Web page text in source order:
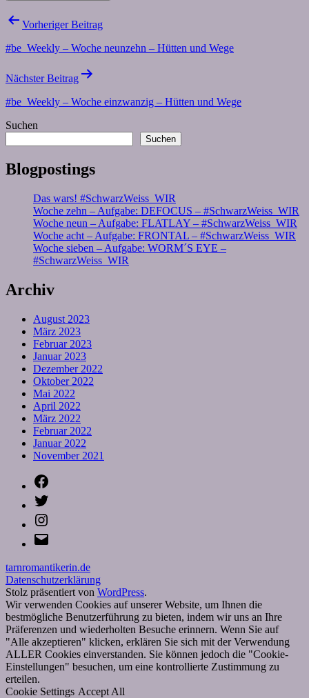
Beitragsnavigation
Vorheriger Beitrag
#be_Weekly – Woche neunzehn – Hütten und Wege
Nächster Beitrag
#be_Weekly – Woche einzwanzig – Hütten und Wege
Suchen
Suchen
Blogpostings
Das wars! #SchwarzWeiss_WIR
Woche zehn – Aufgabe: DEFOCUS – #SchwarzWeiss_WIR
Woche neun – Aufgabe: FLATLAY – #SchwarzWeiss_WIR
Woche acht – Aufgabe: FRONTAL – #SchwarzWeiss_WIR
Woche sieben – Aufgabe: WORM´S EYE –
#SchwarzWeiss_WIR
Archiv
August 2023
März 2023
Februar 2023
Januar 2023
Dezember 2022
Oktober 2022
Mai 2022
April 2022
März 2022
Februar 2022
Januar 2022
November 2021
tarnromantikerin.de
Datenschutzerklärung
Stolz präsentiert von WordPress.
Wir verwenden Cookies auf unserer Website, um Ihnen die
bestmögliche Benutzerführung zu bieten, indem wir uns an Ihre
Präferenzen und wiederholten Besuche erinnern. Wenn Sie auf
"Alle akzeptieren" klicken, erklären Sie sich mit der Verwendung
ALLER Cookies einverstanden. Sie können jedoch die "Cookie-
Einstellungen" besuchen, um eine kontrollierte Zustimmung zu
erteilen.
Cookie Settings Accept All